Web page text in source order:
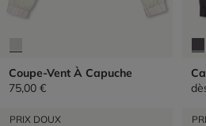
Coupe-Vent À Capuche
75,00 €
PRIX DOUX